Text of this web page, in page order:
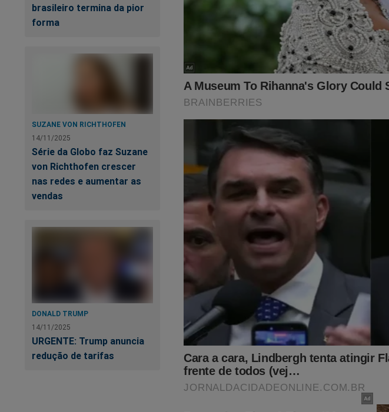
brasileiro termina da pior
forma
SUZANE VON RICHTHOFEN
14/11/2025
Série da Globo faz Suzane
von Richthofen crescer
nas redes e aumentar as
vendas
DONALD TRUMP
14/11/2025
URGENTE: Trump anuncia
redução de tarifas
Quer apoiar o Jornal da Cidade Online? Adquira
à Cena do Crime"
. O próprio Bolsonaro já